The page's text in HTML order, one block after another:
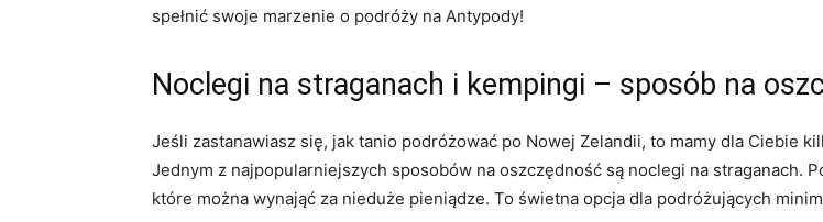
spełnić swoje marzenie ‍o podróży na​ Antypody!
Noclegi na⁤ straganach i kempingi – sposób na
Jeśli zastanawiasz się, jak tanio podróżować po Nowej Zelandii, ​to mamy dla ‌Ciebie
‍Jednym z najpopularniejszych sposobów na oszczędność są ‍noclegi na straganach.
które można wynająć za⁢ nieduże pieniądze. To ⁢świetna⁤ opcja⁣ dla podróżujących